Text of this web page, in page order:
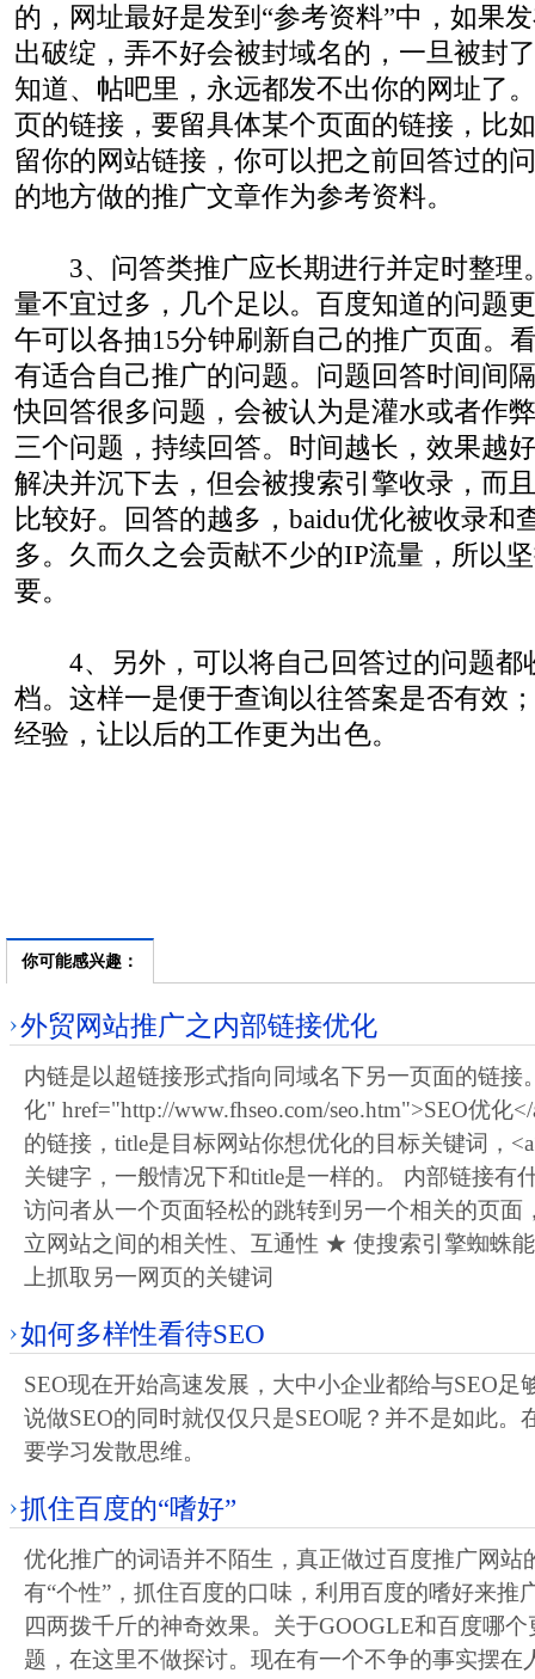
的，网址最好是发到“参考资料”中，如果
出破绽，弄不好会被封域名的，一旦被封
知道、帖吧里，永远都发不出你的网址了
页的链接，要留具体某个页面的链接，比
留你的网站链接，你可以把之前回答过的
的地方做的推广文章作为参考资料。
3、问答类推广应长期进行并定时整理
量不宜过多，几个足以。百度知道的问题
午可以各抽15分钟刷新自己的推广页面。
有适合自己推广的问题。问题回答时间间
快回答很多问题，会被认为是灌水或者作
三个问题，持续回答。时间越长，效果越
解决并沉下去，但会被搜索引擎收录，而
比较好。回答的越多，baidu优化被收录和
多。久而久之会贡献不少的IP流量，所以
要。
4、另外，可以将自己回答过的问题都
档。这样一是便于查询以往答案是否有效
经验，让以后的工作更为出色。
你可能感兴趣：
外贸网站推广之内部链接优化
内链是以超链接形式指向同域名下另一页面的链接
化" href="http://www.fhseo.com/seo.htm">SEO优化
的链接，title是目标网站你想优化的目标关键词，
关键字，一般情况下和title是一样的。 内部链接有
访问者从一个页面轻松的跳转到另一个相关的页
立网站之间的相关性、互通性 ★ 使搜索引擎蜘蛛
上抓取另一网页的关键词
如何多样性看待SEO
SEO现在开始高速发展，大中小企业都给与SEO足
说做SEO的同时就仅仅只是SEO呢？并不是如此。
要学习发散思维。
抓住百度的“嗜好”
优化推广的词语并不陌生，真正做过百度推广网站
有“个性”，抓住百度的口味，利用百度的嗜好来推
四两拨千斤的神奇效果。关于GOOGLE和百度哪
题，在这里不做探讨。现在有一个不争的事实摆在